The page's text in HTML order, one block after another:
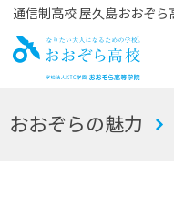
通信制高校 屋久島おおぞ
お
おおぞらの魅力